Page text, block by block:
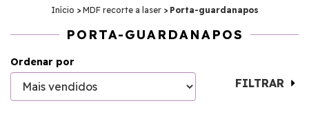
Início > MDF recorte a laser > Porta-guardanapos
PORTA-GUARDANAPOS
Ordenar por
FILTRAR